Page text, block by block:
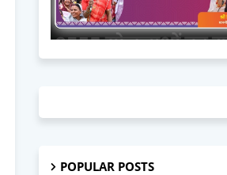
POPULAR POSTS